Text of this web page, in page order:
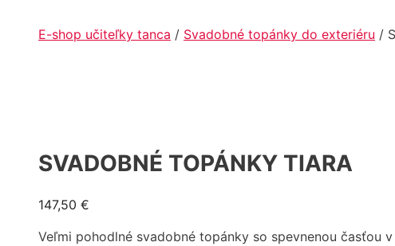
E-shop učiteľky tanca / Svadobné topánky do exteriéru /
SVADOBNÉ TOPÁNKY TIARA
147,50 €
Veľmi pohodlné svadobné topánky so spevnenou